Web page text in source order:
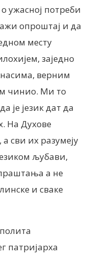
ужасној потреби
опроштај и да
месту
заједно
верним
чинио. Ми то
је језик дат да
На Духове
сви их разумеју
љубави,
а не
и сваке
патријарха